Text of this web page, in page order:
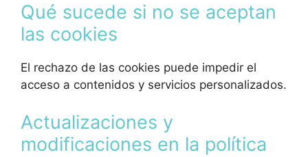
Qué sucede si no se aceptan
las cookies
El rechazo de las cookies puede impedir el
acceso a contenidos y servicios personalizados.
Actualizaciones y
modificaciones en la política